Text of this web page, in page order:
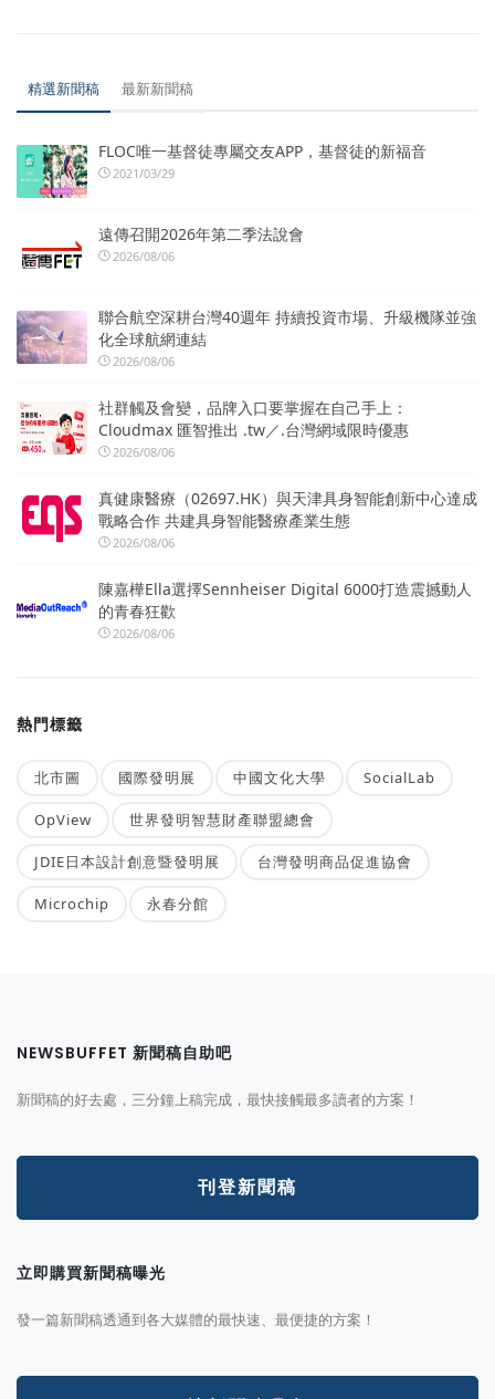
精選新聞稿 最新新聞稿
FLOC唯一基督徒專屬交友APP，基督徒的新福音
2021/03/29
遠傳召開2026年第二季法說會
2026/08/06
聯合航空深耕台灣40週年 持續投資市場、升級機隊並強
化全球航網連結
2026/08/06
社群觸及會變，品牌入口要掌握在自己手上：
Cloudmax 匯智推出 .tw／.台灣網域限時優惠
2026/08/06
真健康醫療（02697.HK）與天津具身智能創新中心達成
戰略合作 共建具身智能醫療產業生態
2026/08/06
陳嘉樺Ella選擇Sennheiser Digital 6000打造震撼動人
的青春狂歡
2026/08/06
熱門標籤
北市圖 國際發明展 中國文化大學 SocialLab
OpView 世界發明智慧財產聯盟總會
JDIE日本設計創意暨發明展 台灣發明商品促進協會
Microchip 永春分館
NEWSBUFFET 新聞稿自助吧
新聞稿的好去處，三分鐘上稿完成，最快接觸最多讀者的方案！
刊登新聞稿
立即購買新聞稿曝光
發一篇新聞稿透通到各大媒體的最快速、最便捷的方案！